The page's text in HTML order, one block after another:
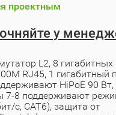
проектным
у
L2, 8 гигабитных
RJ45, 1 гигабитный
HiPoE 90
7-8 поддерживают
с, CAT6), защита от